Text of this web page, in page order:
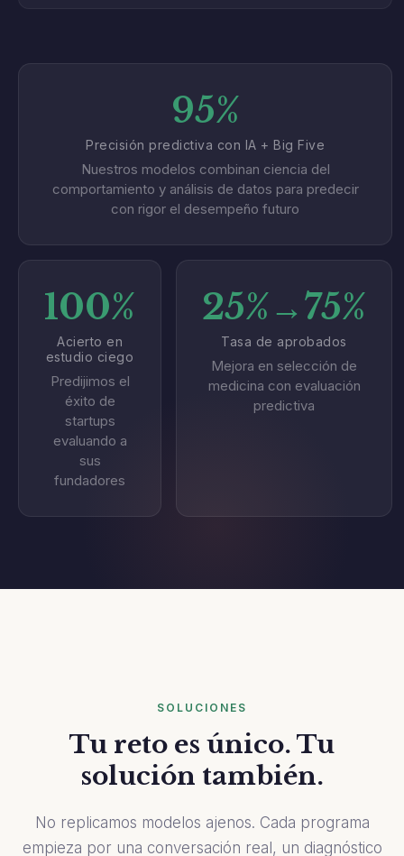
95%
Precisión predictiva con IA + Big Five
Nuestros modelos combinan ciencia del
comportamiento y análisis de datos para predecir
con rigor el desempeño futuro
100%
Acierto en
estudio ciego
Predijimos el
éxito de
startups
evaluando a
sus
fundadores
25%→75%
Tasa de aprobados
Mejora en selección de
medicina con evaluación
predictiva
SOLUCIONES
Tu reto es único. Tu
solución también.
No replicamos modelos ajenos. Cada programa
empieza por una conversación real, un diagnóstico